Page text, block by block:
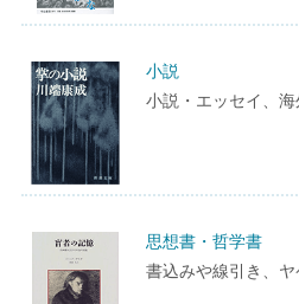
小説
小説・エッセイ、
思想書・哲学書
書込みや線引き、